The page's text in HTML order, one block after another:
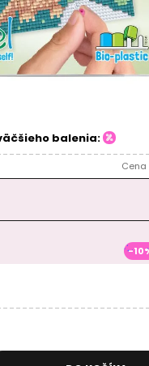
balenia:
-